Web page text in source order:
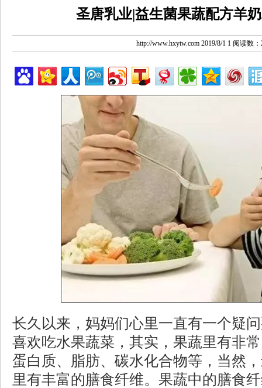
圣唐乳业|益生菌果蔬配方羊
http://www.hxytw.com 2019/8/1 1 阅读数：
长久以来，妈妈们心里一直有一个疑
喜欢吃水果蔬菜，其实，果蔬里有非
蛋白质、脂肪、碳水化合物等，当然
里有丰富的膳食纤维。果蔬中的膳食